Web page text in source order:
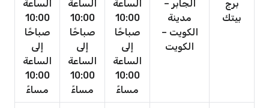
برج
بيتك
الجابر –
مدينة
الكويت –
الكويت
الساعة
10:00
صباحًا
إلى
الساعة
10:00
مساءً
الساعة
10:00
صباحًا
إلى
الساعة
10:00
مساءً
الساعة
10:00
صباحًا
إلى
الساعة
10:00
مساءً